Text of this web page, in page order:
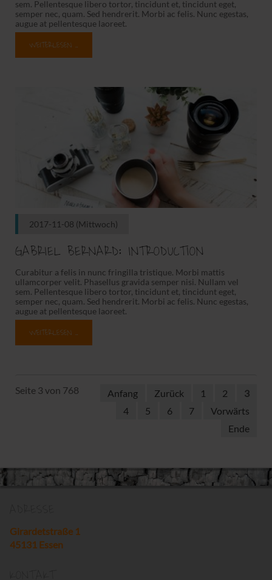
sem. Pellentesque libero tortor, tincidunt et, tincidunt eget,
semper nec, quam. Sed hendrerit. Morbi ac felis. Nunc egestas,
augue at pellentesque laoreet.
WEITERLESEN …
2017-11-08 (Mittwoch)
GABRIEL BERNARD: INTRODUCTION
Curabitur a felis in nunc fringilla tristique. Morbi mattis
ullamcorper velit. Phasellus gravida semper nisi. Nullam vel
sem. Pellentesque libero tortor, tincidunt et, tincidunt eget,
semper nec, quam. Sed hendrerit. Morbi ac felis. Nunc egestas,
augue at pellentesque laoreet.
WEITERLESEN …
Seite 3 von 768 Anfang Zurück 1 2
3
4
5 6 7
Vorwärts
Ende
Girardetstraße 1
45131 Essen